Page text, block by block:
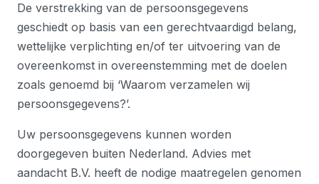
De verstrekking van de persoonsgegevens
geschiedt op basis van een gerechtvaardigd belang,
wettelijke verplichting en/of ter uitvoering van de
overeenkomst in overeenstemming met de doelen
zoals genoemd bij ‘Waarom verzamelen wij
persoonsgegevens?’.
Uw persoonsgegevens kunnen worden
doorgegeven buiten Nederland. Advies met
aandacht B.V. heeft de nodige maatregelen genomen